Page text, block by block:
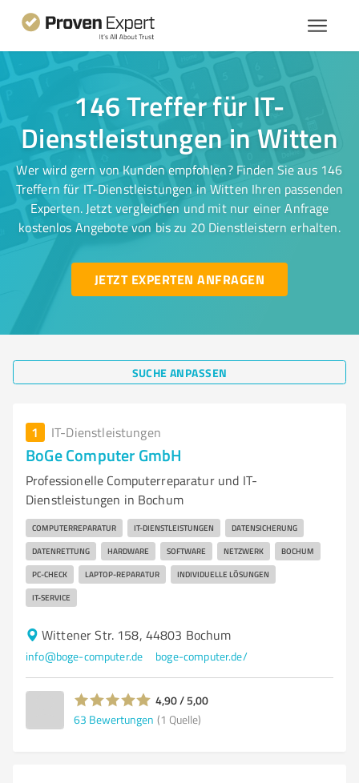
146 Treffer für IT-
Dienstleistungen in Witten
Wer wird gern von Kunden empfohlen? Finden Sie aus 146
Treffern für IT-Dienstleistungen in Witten Ihren passenden
Experten. Jetzt vergleichen und mit nur einer Anfrage
kostenlos Angebote von bis zu 20 Dienstleistern erhalten.
JETZT EXPERTEN ANFRAGEN
SUCHE ANPASSEN
1 IT-Dienstleistungen
BoGe Computer GmbH
Professionelle Computerreparatur und IT-
Dienstleistungen in Bochum
COMPUTERREPARATUR IT-DIENSTLEISTUNGEN DATENSICHERUNG
DATENRETTUNG HARDWARE SOFTWARE NETZWERK BOCHUM
PC-CHECK LAPTOP-REPARATUR INDIVIDUELLE LÖSUNGEN
IT-SERVICE
Wittener Str. 158, 44803 Bochum
info@boge-computer.de boge-computer.de/
4,90 / 5,00
63 Bewertungen (1 Quelle)